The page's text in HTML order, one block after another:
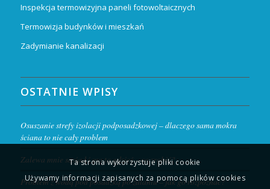
Inspekcja termowizyjna paneli fotowoltaicznych
Termowizja budynków i mieszkań
Zadymianie kanalizacji
OSTATNIE WPISY
Osuszanie strefy izolacji podposadzkowej – dlaczego sama mokra
ściana to nie cały problem
Zalewa mnie sąsiad i ma to gdzieś – co zrobić?
Problem z wodą pod posadzką po zalaniu – jak go rozpoznać?
Ta strona wykorzystuje pliki cookie
Używamy informacji zapisanych za pomocą plików cookies